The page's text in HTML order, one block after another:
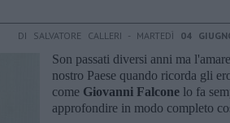
DI SALVATORE CALLERI - MARTEDÌ 04
Son passati diversi anni ma
nostro Paese quando ricorda gli
come Giovanni Falcone lo fa
approfondire in modo completo